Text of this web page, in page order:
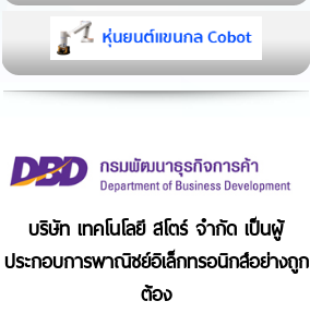
บริษัท เทคโนโลยี สโตร์ จำกัด เป็นผู้
ประกอบการพาณิชย์อิเล็กทรอนิกส์อย่างถูก
ต้อง